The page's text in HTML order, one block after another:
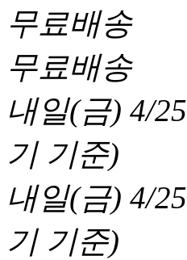
무료배송
무료배송
내일(금) 4/25
기 기준)
내일(금) 4/25
기 기준)